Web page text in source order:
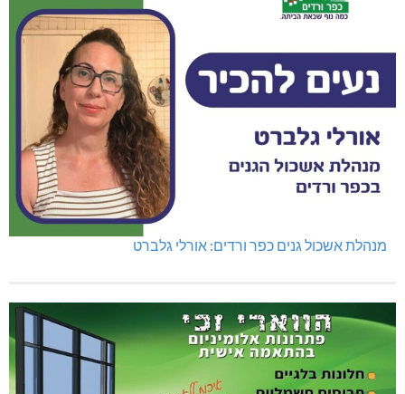
מנהלת אשכול גנים כפר ורדים: אורלי גלברט